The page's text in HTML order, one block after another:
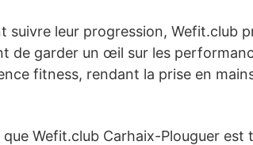
suivre leur progression, Wefit.club
de garder un œil sur les
fitness, rendant la prise en
Wefit.club Carhaix-Plouguer